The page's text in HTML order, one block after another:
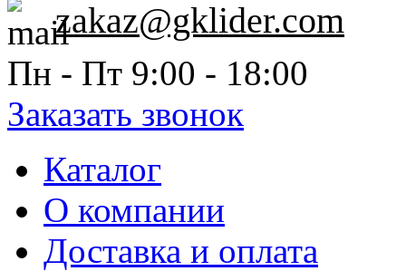
zakaz@gklider.com
Пн - Пт 9:00 - 18:00
Заказать звонок
Каталог
О компании
Доставка и оплата